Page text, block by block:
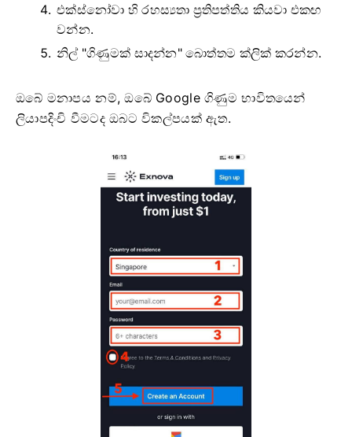
එක්ස්නෝවා හි රහස්‍යතා ප්‍රතිපත්තිය කියවා එකඟ
වන්න.
නිල් "ගිණුමක් සාදන්න" බොත්තම ක්ලික් කරන්න.
ඔබේ මනාපය නම්, ඔබේ Google ගිණුම භාවිතයෙන්
ලියාපදිංචි වීමටද ඔබට විකල්පයක් ඇත.